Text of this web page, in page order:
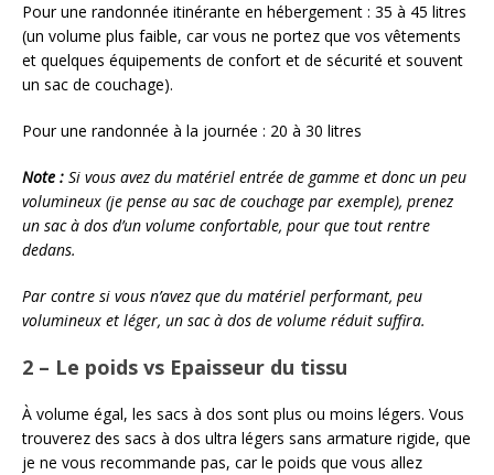
Pour une randonnée itinérante en hébergement : 35 à 45 litres
(un volume plus faible, car vous ne portez que vos vêtements
et quelques équipements de confort et de sécurité et souvent
un sac de couchage).
Pour une randonnée à la journée : 20 à 30 litres
Note : Si vous avez du matériel entrée de gamme et donc un peu
volumineux (je pense au sac de couchage par exemple), prenez
un sac à dos d’un volume confortable, pour que tout rentre
dedans.
Par contre si vous n’avez que du matériel performant, peu
volumineux et léger, un sac à dos de volume réduit suffira.
2 – Le poids vs Epaisseur du tissu
À volume égal, les sacs à dos sont plus ou moins légers. Vous
trouverez des sacs à dos ultra légers sans armature rigide, que
je ne vous recommande pas, car le poids que vous allez